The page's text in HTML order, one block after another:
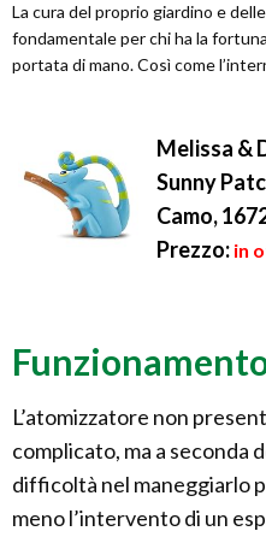
La cura del proprio giardino e
fondamentale per chi ha la
portata di mano. Così come
Melissa &
Sunny
Camo,
Prezzo: in
L’atomizzatore non
complicato, ma a seconda
difficoltà nel maneggiarlo
meno l’intervento di un